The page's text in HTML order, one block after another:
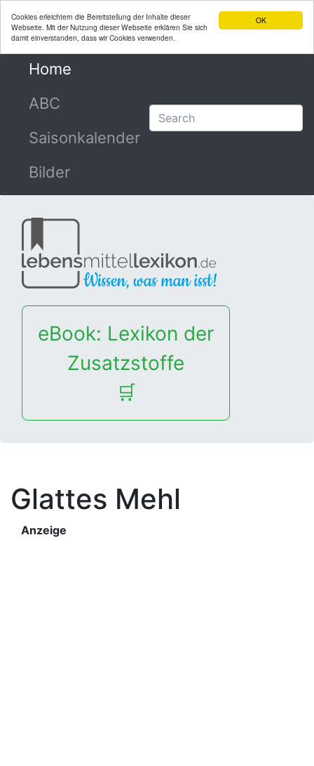
OK
Cookies erleichtern die Bereitstellung der Inhalte dieser
Webseite. Mit der Nutzung dieser Webseite erklären Sie sich
damit einverstanden, dass wir Cookies verwenden.
Home
ABC
Saisonkalender
Bilder
eBook: Lexikon der
Zusatzstoffe
🛒
Glattes Mehl
Anzeige